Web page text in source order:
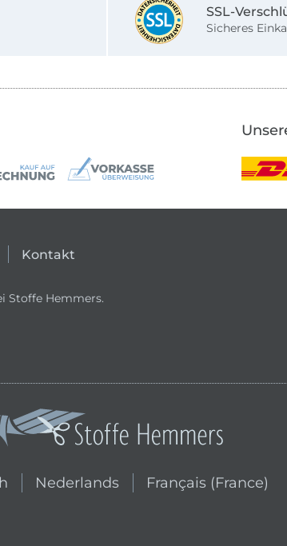
SSL-
Sicheres
Kontakt
Stoffe Hemmers.
Nederlands
In den niederländischen Shop
Français (France)
In den französischen